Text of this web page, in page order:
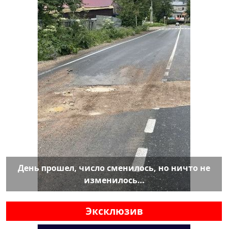
День прошел, число сменилось, но ничто не
изменилось…
Эксклюзив